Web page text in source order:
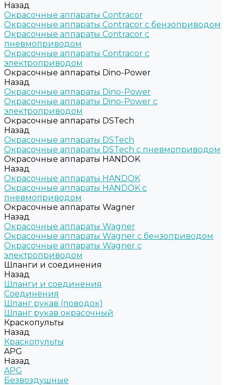
Назад
Окрасочные аппараты Contracor
Окрасочные аппараты Contracor с бензоприводом
Окрасочные аппараты Contracor с
пневмоприводом
Окрасочные аппараты Contracor с
электроприводом
Окрасочные аппараты Dino-Power
Назад
Окрасочные аппараты Dino-Power
Окрасочные аппараты Dino-Power с
электроприводом
Окрасочные аппараты DSTech
Назад
Окрасочные аппараты DSTech
Окрасочные аппараты DSTech c пневмоприводом
Окрасочные аппараты HANDOK
Назад
Окрасочные аппараты HANDOK
Окрасочные аппараты HANDOK c
пневмоприводом
Окрасочные аппараты Wagner
Назад
Окрасочные аппараты Wagner
Окрасочные аппараты Wagner с бензоприводом
Окрасочные аппараты Wagner с
электроприводом
Шланги и соединения
Назад
Шланги и соединения
Cоединения
Шланг рукав (поводок)
Шланг рукав окрасочный
Краскопульты
Назад
Краскопульты
APG
Назад
APG
Безвоздушные